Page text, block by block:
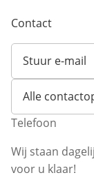
Contact
Stuur e-mail
Opent e-
Alle
Telefoon
Wij staan
voor u klaar!